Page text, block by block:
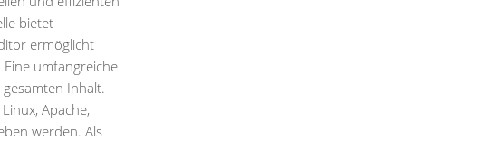
bietet
ermöglicht
umfangreiche
Inhalt.
Apache,
werden. Als